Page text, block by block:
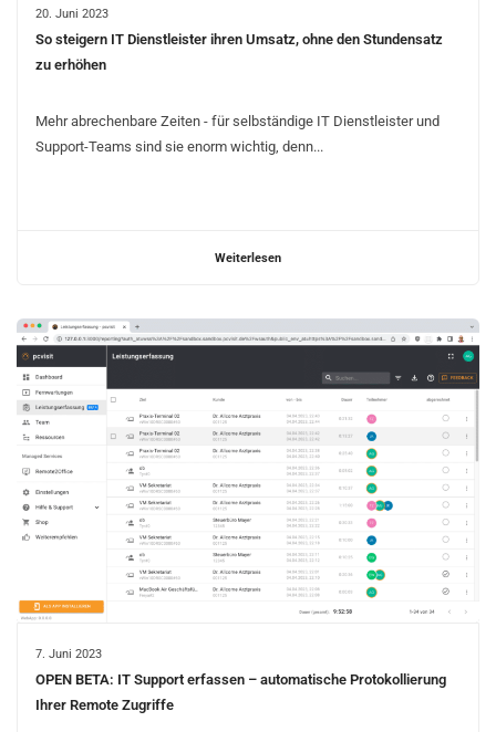
20. Juni 2023
So steigern IT Dienstleister ihren Umsatz, ohne den Stundensatz
zu erhöhen
Mehr abrechenbare Zeiten - für selbständige IT Dienstleister und
Support-Teams sind sie enorm wichtig, denn...
Weiterlesen
7. Juni 2023
OPEN BETA: IT Support erfassen – automatische Protokollierung
Ihrer Remote Zugriffe